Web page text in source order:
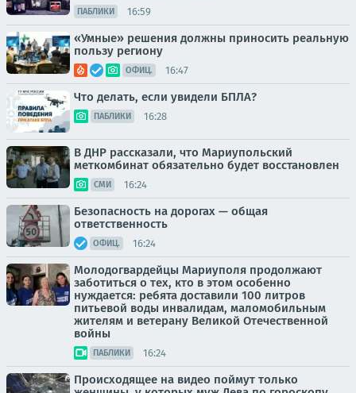
ПАБЛИКИ 16:59
«Умные» решения должны приносить реальную
пользу региону
ОФИЦ. 16:47
Что делать, если увидели БПЛА?
ПАБЛИКИ 16:28
В ДНР рассказали, что Мариупольский
меткомбинат обязательно будет восстановлен
СМИ 16:24
Безопасность на дорогах — общая
ответственность
ОФИЦ. 16:24
Молодогвардейцы Мариуполя продолжают
заботиться о тех, кто в этом особенно
нуждается: ребята доставили 100 литров
питьевой воды инвалидам, маломобильным
жителям и ветерану Великой Отечественной
войны
ПАБЛИКИ 16:24
Происходящее на видео поймут только